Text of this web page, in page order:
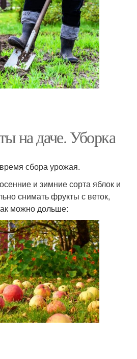
на даче. Уборка
сбора урожая.
и зимние сорта яблок и
снимать фрукты с веток,
можно дольше: